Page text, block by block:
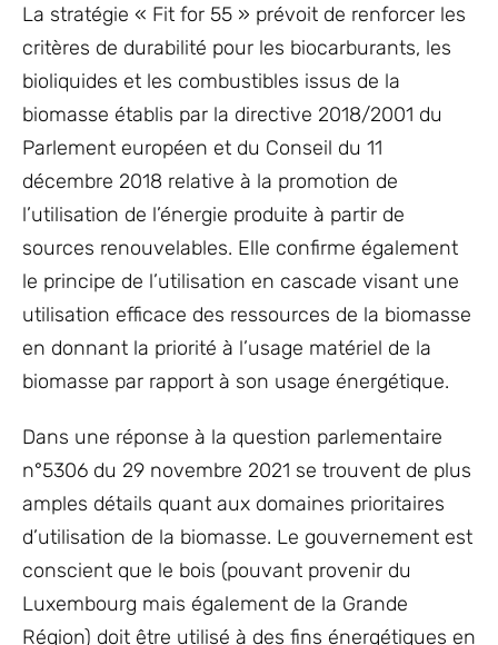
La stratégie « Fit for 55 » prévoit de renforcer les
critères de durabilité pour les biocarburants, les
bioliquides et les combustibles issus de la
biomasse établis par la directive 2018/2001 du
Parlement européen et du Conseil du 11
décembre 2018 relative à la promotion de
l’utilisation de l’énergie produite à partir de
sources renouvelables. Elle confirme également
le principe de l’utilisation en cascade visant une
utilisation efficace des ressources de la biomasse
en donnant la priorité à l’usage matériel de la
biomasse par rapport à son usage énergétique.
Dans une réponse à la question parlementaire
n°5306 du 29 novembre 2021 se trouvent de plus
amples détails quant aux domaines prioritaires
d’utilisation de la biomasse. Le gouvernement est
conscient que le bois (pouvant provenir du
Luxembourg mais également de la Grande
Région) doit être utilisé à des fins énergétiques en